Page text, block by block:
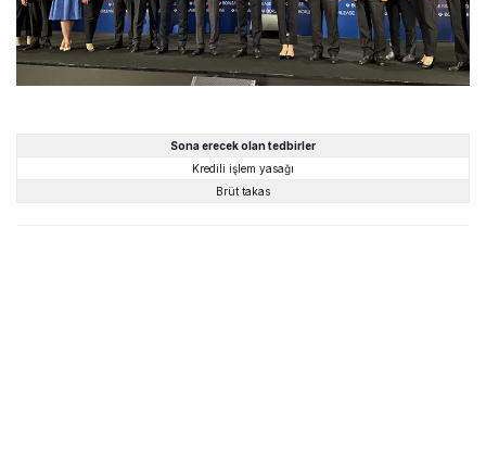
Sona erecek olan tedbirler
Kredili işlem yasağı
Brüt takas